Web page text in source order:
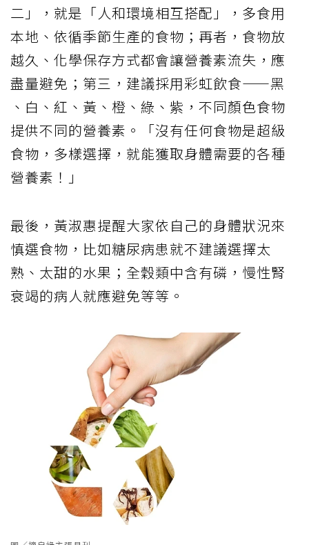
二」，就是「人和環境相互搭配」，多食用
本地、依循季節生產的食物；再者，食物放
越久、化學保存方式都會讓營養素流失，應
盡量避免；第三，建議採用彩虹飲食⸺黑
、白、紅、黃、橙、綠、紫，不同顏色食物
提供不同的營養素。「沒有任何食物是超級
食物，多樣選擇，就能獲取身體需要的各種
營養素！」
最後，黃淑惠提醒大家依自己的身體狀況來
慎選食物，比如糖尿病患就不建議選擇太
熟、太甜的水果；全穀類中含有磷，慢性腎
衰竭的病人就應避免等等。